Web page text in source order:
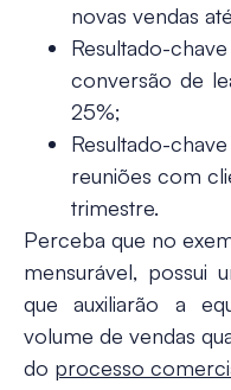
novas vendas
Resultado-
conversão de
25%;
Resultado-
reuniões com
trimestre.
Perceba que no
mensurável, possui
que auxiliarão a
volume de vendas
do processo